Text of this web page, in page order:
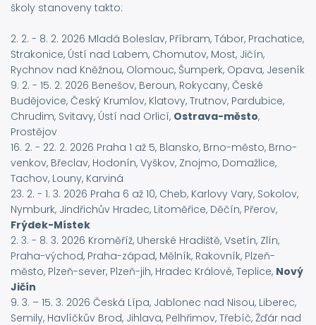
školy stanoveny takto:
2. 2. - 8. 2. 2026 Mladá Boleslav, Příbram, Tábor, Prachatice,
Strakonice, Ústí nad Labem, Chomutov, Most, Jičín,
Rychnov nad Kněžnou, Olomouc, Šumperk, Opava, Jeseník
9. 2. - 15. 2. 2026 Benešov, Beroun, Rokycany, České
Budějovice, Český Krumlov, Klatovy, Trutnov, Pardubice,
Chrudim, Svitavy, Ústí nad Orlicí, Ostrava-město,
Prostějov
16. 2. - 22. 2. 2026 Praha 1 až 5, Blansko, Brno-město, Brno-
venkov, Břeclav, Hodonín, Vyškov, Znojmo, Domažlice,
Tachov, Louny, Karviná
23. 2. - 1. 3. 2026 Praha 6 až 10, Cheb, Karlovy Vary, Sokolov,
Nymburk, Jindřichův Hradec, Litoměřice, Děčín, Přerov,
Frýdek-Místek
2. 3. - 8. 3. 2026 Kroměříž, Uherské Hradiště, Vsetín, Zlín,
Praha-východ, Praha-západ, Mělník, Rakovník, Plzeň-
město, Plzeň-sever, Plzeň-jih, Hradec Králové, Teplice, Nový
Jičín
9. 3. – 15. 3. 2026 Česká Lípa, Jablonec nad Nisou, Liberec,
Semily, Havlíčkův Brod, Jihlava, Pelhřimov, Třebíč, Žďár nad